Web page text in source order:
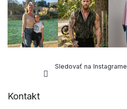
Sledovať na Instagrame
Kontakt